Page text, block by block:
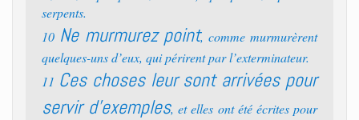
serpents.
10 Ne murmurez point, comme murmurèrent
quelques-uns d’eux, qui périrent par l’exterminateur.
11 Ces choses leur sont arrivées pour
servir d’exemples, et elles ont été écrites pour